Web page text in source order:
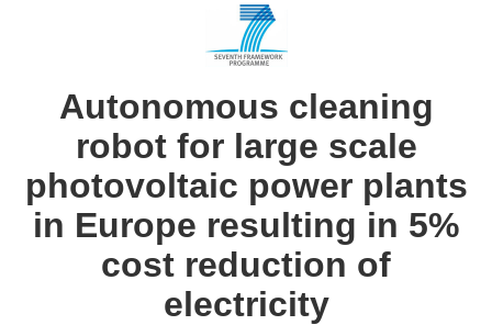
Autonomous cleaning
robot for large scale
photovoltaic power plants
in Europe resulting in 5%
cost reduction of
electricity